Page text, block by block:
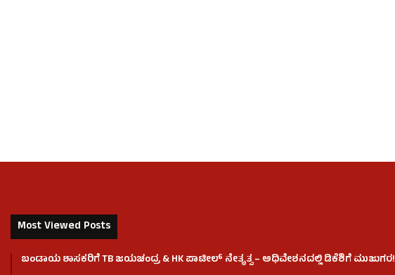
Most Viewed Posts
ಬಂಡಾಯ ಶಾಸಕರಿಗೆ TB ಜಯಚಂದ್ರ & HK ಪಾಟೀಲ್ ನೇತೃತ್ವ – ಅಧಿವೇಶನದಲ್ಲಿ ಡಿಕೆಶಿಗೆ ಮುಜುಗರ!